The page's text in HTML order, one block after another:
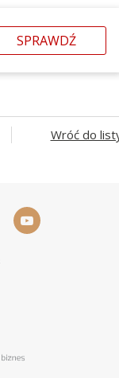
SPRAWDŹ
Wróć do